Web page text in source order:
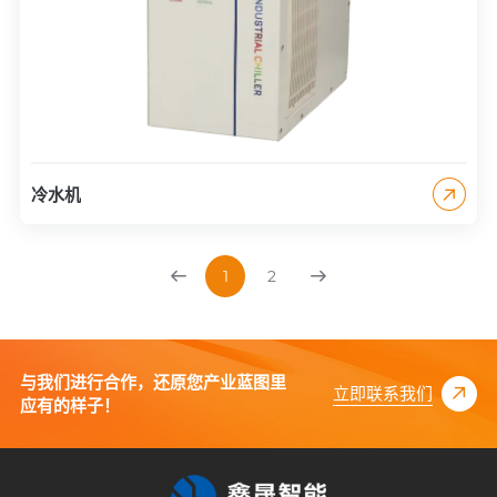
冷水机
1 2
与我们进行合作，还原您产业蓝图里
应有的样子！
立即联系我们